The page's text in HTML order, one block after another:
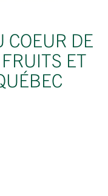
COEUR DE
ET